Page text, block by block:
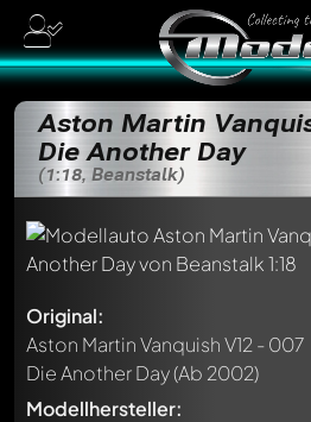
Aston Martin
Die Another Day
(1:18, Beanstalk)
Original:
Aston Martin Vanquish V12 - 007
Die Another Day(Ab 2002)
Modellhersteller: